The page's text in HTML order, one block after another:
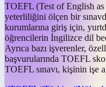
TOEFL (Test of English
yeterliliğini ölçen bir
kurumlarına giriş için,
öğrencilerin İngilizce dil
Ayrıca bazı işverenler,
başvurularında TOEFL
TOEFL sınavı, kişinin işe